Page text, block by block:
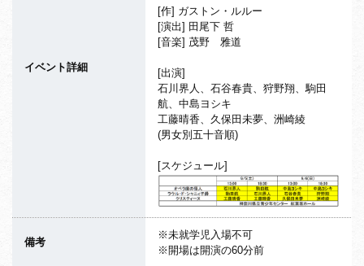
イベント詳細
[作] ガストン・ルルー
[演出] 田尾下 哲
[音楽] 茂野 雅道
[出演]
石川界人、石谷春貴、狩野翔、駒田
航、中島ヨシキ
工藤晴香、久保田未夢、洲崎綾
(男女別五十音順)
[スケジュール]
備考
※未就学児入場不可
※開場は開演の60分前